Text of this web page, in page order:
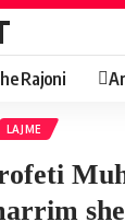
Rajoni
LAJME